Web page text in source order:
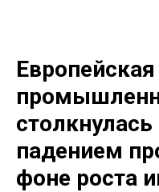
падением
фоне роста